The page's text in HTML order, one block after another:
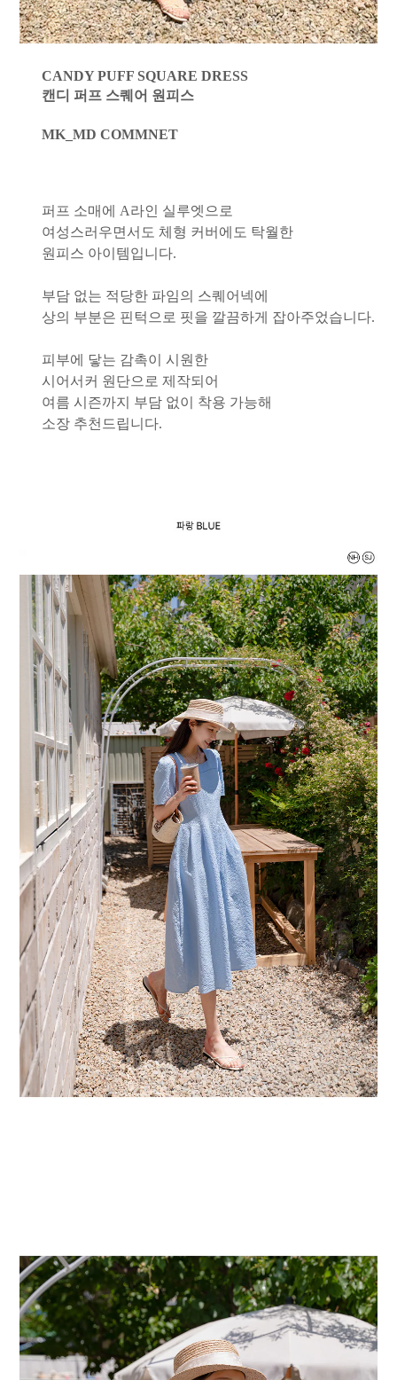
CANDY PUFF SQUARE DRESS
캔디 퍼프 스퀘어 원피스
MK_MD COMMNET
퍼프 소매에 A라인 실루엣으로
여성스러우면서도 체형 커버에도 탁월한
원피스 아이템입니다.
부담 없는 적당한 파임의 스퀘어넥에
상의 부분은 핀턱으로 핏을 깔끔하게 잡아주었습니다.
피부에 닿는 감촉이 시원한
시어서커 원단으로 제작되어
여름 시즌까지 부담 없이 착용 가능해
소장 추천드립니다.